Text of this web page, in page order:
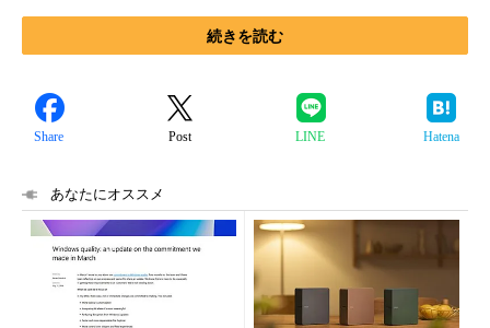
続きを読む
Share Post LINE Hatena
あなたにオススメ